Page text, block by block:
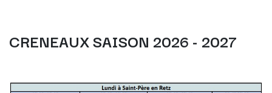
CRENEAUX SAISON 2026 - 2027